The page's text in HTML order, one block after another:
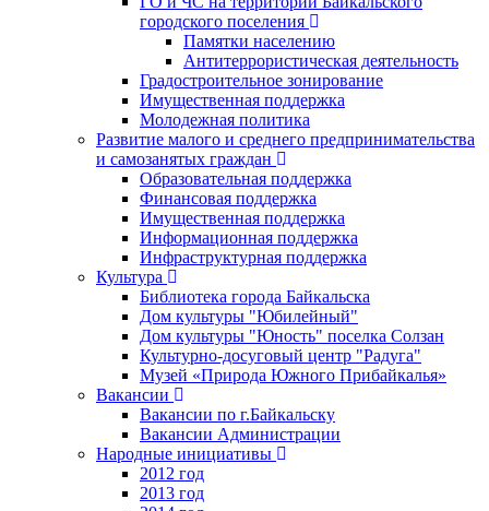
городского поселения
Памятки населению
Антитеррористическая деятельность
Градостроительное зонирование
Имущественная поддержка
Молодежная политика
Развитие малого и среднего предпринимательства
и самозанятых граждан
Образовательная поддержка
Финансовая поддержка
Имущественная поддержка
Информационная поддержка
Инфраструктурная поддержка
Культура
Библиотека города Байкальска
Дом культуры "Юбилейный"
Дом культуры "Юность" поселка Солзан
Культурно-досуговый центр "Радуга"
Музей «Природа Южного Прибайкалья»
Вакансии
Вакансии по г.Байкальску
Вакансии Администрации
Народные инициативы
2012 год
2013 год